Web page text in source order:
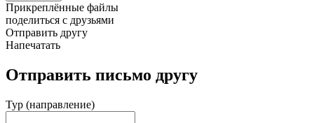
Прикреплённые файлы
поделиться с друзьями
Отправить другу
Напечатать
Отправить письмо другу
Тур (направление)